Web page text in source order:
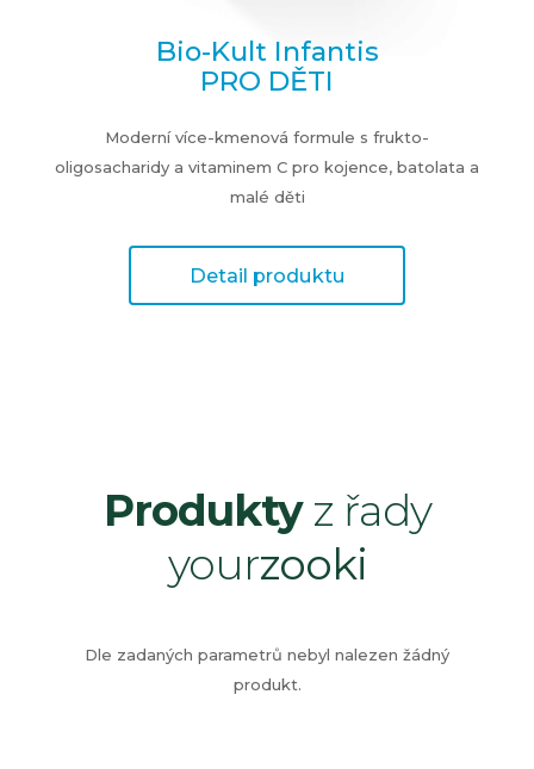
Bio-Kult Infantis
PRO DĚTI
Moderní více-kmenová formule s frukto-
oligosacharidy a vitaminem C pro kojence, batolata a
malé děti
Detail produktu
Produktyz řady
yourzooki
Dle zadaných parametrů nebyl nalezen žádný
produkt.